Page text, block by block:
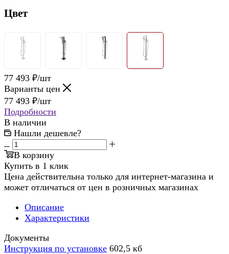
Цвет
77 493 ₽/шт
Варианты цен
77 493 ₽/шт
Подробности
В наличии
Нашли дешевле?
В корзину
Купить в 1 клик
Цена действительна только для интернет-магазина и
может отличаться от цен в розничных магазинах
Описание
Характеристики
Документы
Инструкция по установке 602,5 кб